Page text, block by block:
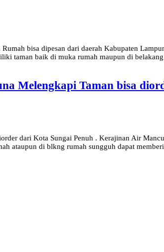
bisa dipesan dari daerah Kabupaten
taman baik di muka rumah maupun di
Melengkapi Taman bisa
dari Kota Sungai Penuh . Kerajinan Air
ataupun di blkng rumah sungguh dapat